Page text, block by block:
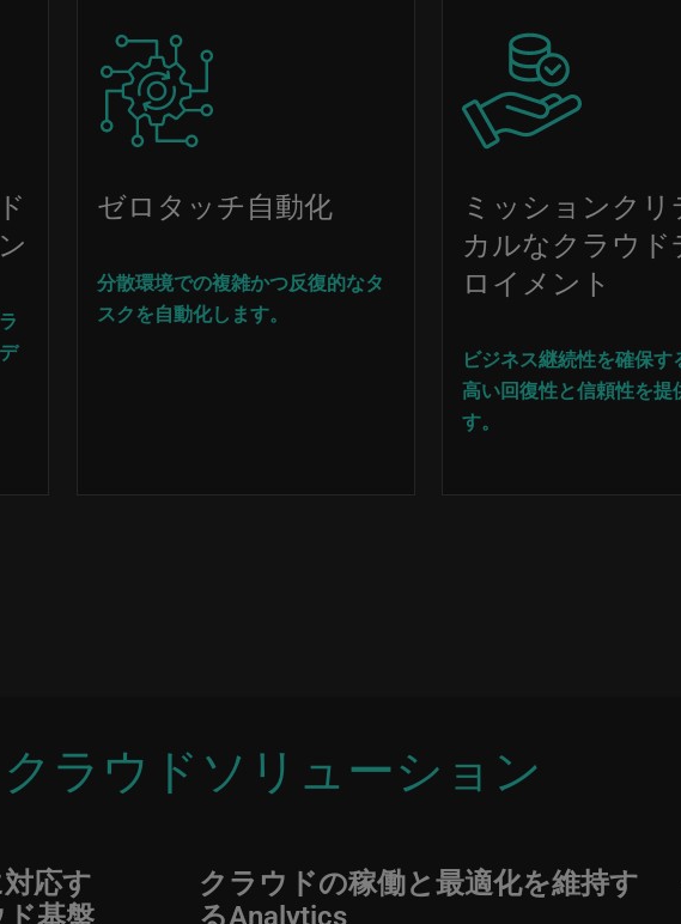
Image
ゼロタッチ自動化
分散環境での複雑かつ反復的なタ
スクを自動化します。
Image
ミッションクリ
カルなクラウド
ロイメント
ビジネス継続性を確保す
高い回復性と信頼性を提
す。
ラウドソリューション
応す
基盤
クラウドの稼働と最適化を維持す
るAnalytics